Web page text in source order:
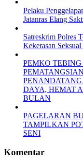
Pelaku
Jatanras Elang
Satreskrim Polres
Kekerasan
PEMKO
DAYA, HEMAT
BULAN
PAGELARAN
TAMPILKAN
SENI
Komentar